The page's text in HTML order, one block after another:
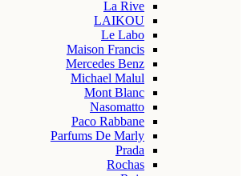
La Rive
LAIKOU
Le Labo
Maison Francis
Mercedes Benz
Michael Malul
Mont Blanc
Nasomatto
Paco Rabbane
Parfums De Marly
Prada
Rochas